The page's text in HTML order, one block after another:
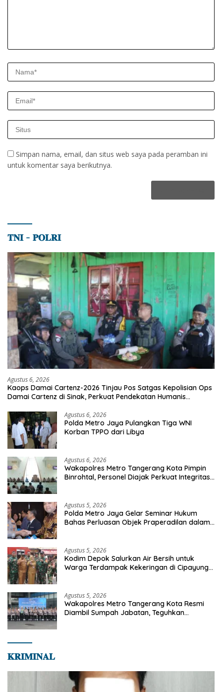
Simpan nama, email, dan situs web saya pada peramban ini
untuk komentar saya berikutnya.
𝐓𝐍𝐈 – 𝐏𝐎𝐋𝐑𝐈
Agustus 6, 2026
Kaops Damai Cartenz-2026 Tinjau Pos Satgas Kepolisian Ops
Damai Cartenz di Sinak, Perkuat Pendekatan Humanis
Agustus 6, 2026
Polda Metro Jaya Pulangkan Tiga WNI
Korban TPPO dari Libya
Agustus 6, 2026
Wakapolres Metro Tangerang Kota Pimpin
Binrohtal, Personel Diajak Perkuat Integritas
Agustus 5, 2026
Polda Metro Jaya Gelar Seminar Hukum
Bahas Perluasan Objek Praperadilan dalam
Agustus 5, 2026
Kodim Depok Salurkan Air Bersih untuk
Warga Terdampak Kekeringan di Cipayung
Agustus 5, 2026
Wakapolres Metro Tangerang Kota Resmi
Diambil Sumpah Jabatan, Teguhkan
𝐊𝐑𝐈𝐌𝐈𝐍𝐀𝐋